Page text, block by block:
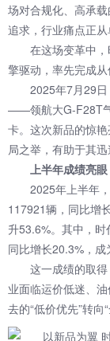
场对合规化、高承
追求，行业痛点正从
在这场变革中，
擎驱动，率先完成从
2025年7月29
——领航大G-F28T
卡。这次新品的惊
局之举，有助于其
上半年成绩亮
2025年上半年
117921辆，同比增
升53.6%。其中，
同比增长20.3%，成
这一成绩的取
业面临运价低迷、
去的“低价优先”转向